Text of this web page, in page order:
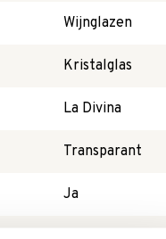
Wijnglazen
Kristalglas
La Divina
Transparant
Ja